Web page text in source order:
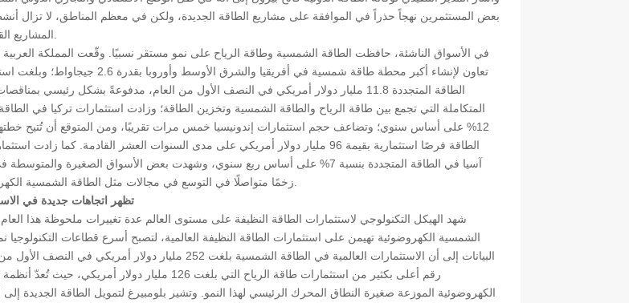
بعض المستثمرين نهجاً حذراً في الموافقة على مشاريع الطاقة الجديدة، ولكن في معظم المناطق، لا تزال
المشاريع القائمة تتقدم بثبات.
في الأسواق الناشئة، حافظت الطاقة الشمسية وطاقة الرياح على نمو مستقر نسبيًا. وقّعت المملكة العربية
تعاون لإنشاء أكبر محطة طاقة شمسية في أفريقيا والشرق الأوسط
الطاقة المتجددة 11.8 مليار دولار أمريكي في النصف الأول من العام، مدفوعةً بشكل رئيسي
المتكاملة التي تجمع بين طاقة الرياح والطاقة الشمسية وتخزين الطاقة؛ وزادت استثمارات تركيا في
12% على أساس سنوي؛ وتضاعف حجم استثمارات إندونيسيا خمس مرات تقريبًا، ومن المتوقع أن تُتيح خطتها
الطاقة فرصًا استثمارية بقيمة 96 مليار دولار أمريكي على مدى السنوات العشر القادمة. كما
آسيا في الطاقة المتجددة بنسبة 7% على أساس ربع سنوي، وشهدت بعض الأسواق الصغيرة
زخمًا متواصلًا في التوسع في مجالات مثل الطاقة الشمسية الكهروضوئية الموزعة.
تظهر اتجاهات جديدة في
شهد الهيكل التكنولوجي لاستثمارات الطاقة النظيفة على مستوى العالم عدة تغييرات ملحوظة هذا
الشمسية الكهروضوئية تهيمن على استثمارات الطاقة النظيفة العالمية، لتصبح أسرع قطاعات التكنولوجيا
رقم أعلى بكثير من استثمارات طاقة الرياح التي بلغت 126 مليار دولار
الكهروضوئية الموزعة صغيرة النطاق المحرك الرئيسي لهذا النمو. وتشير بلومبيرغ لتمويل الطاقة الجديدة